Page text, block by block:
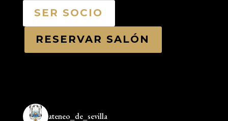
SER SOCIO
RESERVAR SALÓN
ateneo_de_sevilla